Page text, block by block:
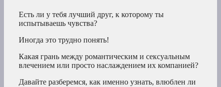
Есть ли у тебя лучший друг, к которому ты
испытываешь чувства?
Иногда это трудно понять!
Какая грань между романтическим и сексуальным
влечением или просто наслаждением их компанией?
Давайте разберемся, как именно узнать, влюблен ли